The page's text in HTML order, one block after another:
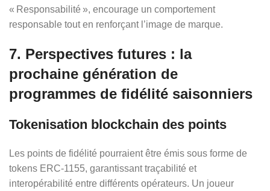
« Responsabilité », encourage un comportement
responsable tout en renforçant l’image de marque.
7. Perspectives futures : la
prochaine génération de
programmes de fidélité saisonniers
Tokenisation blockchain des points
Les points de fidélité pourraient être émis sous forme de
tokens ERC‑1155, garantissant traçabilité et
interopérabilité entre différents opérateurs. Un joueur